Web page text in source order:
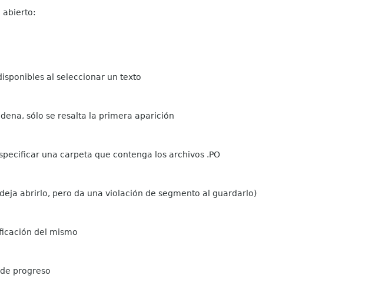
abierto:
al seleccionar un texto
sólo se resalta la primera aparición
una carpeta que contenga los archivos .PO
abrirlo, pero da una violación de segmento al guardarlo)
del mismo
progreso